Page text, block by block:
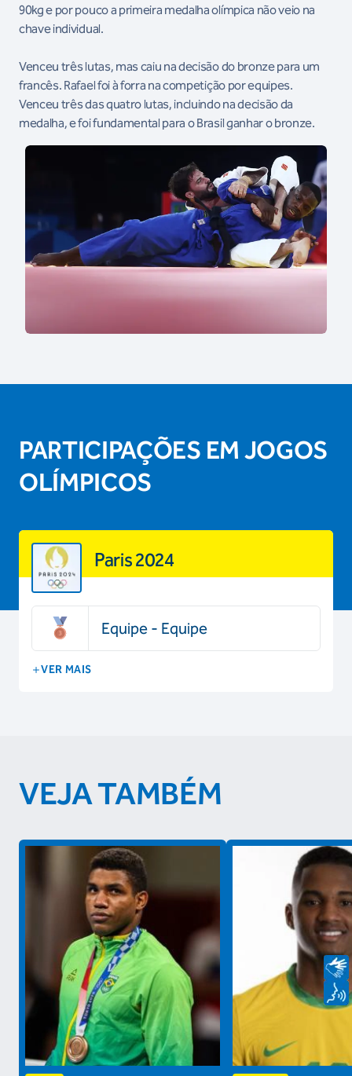
90kg e por pouco a primeira medalha olímpica não veio na
chave individual.
Venceu três lutas, mas caiu na decisão do bronze para um
francês. Rafael foi à forra na competição por equipes.
Venceu três das quatro lutas, incluindo na decisão da
medalha, e foi fundamental para o Brasil ganhar o bronze.
PARTICIPAÇÕES EM JOGOS
OLÍMPICOS
Paris 2024
Equipe - Equipe
VER MAIS
VEJA TAMBÉM